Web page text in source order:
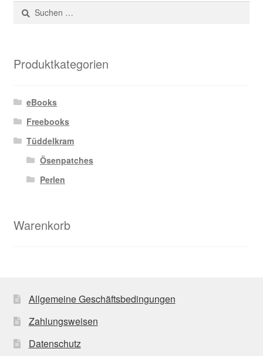
Suchen
nach:
Produktkategorien
eBooks
Freebooks
Tüddelkram
Ösenpatches
Perlen
Warenkorb
Allgemeine Geschäftsbedingungen
Zahlungsweisen
Datenschutz